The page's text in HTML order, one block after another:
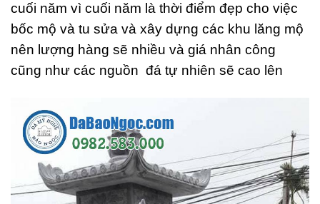
cuối năm vì cuối năm là thời điểm đẹp cho việc
bốc mộ và tu sửa và xây dựng các khu lăng mộ
nên lượng hàng sẽ nhiều và giá nhân công
cũng như các nguồn đá tự nhiên sẽ cao lên